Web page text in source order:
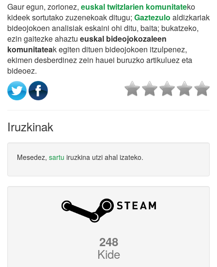
Gaur egun, zorionez, euskal twitzlarien komunitateko
kideek sortutako zuzenekoak ditugu; Gaztezulo aldizkariak
bideojokoen analisiak eskaini ohi ditu, baita; bukatzeko,
ezin gaitezke ahaztu euskal bideojokozaleen
komunitateak egiten dituen bideojokoen itzulpenez,
ekimen desberdinez zein hauei buruzko artikuluez eta
bideoez.
Iruzkinak
Mesedez, sartu iruzkina utzi ahal izateko.
248
Kide